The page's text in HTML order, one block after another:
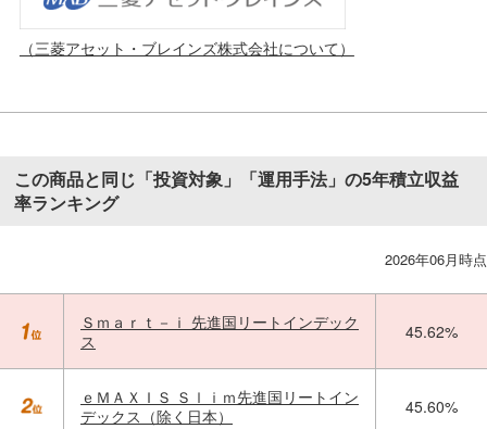
（三菱アセット・ブレインズ株式会社について）
この商品と同じ「投資対象」「運用手法」の5年積立収益
率ランキング
2026年06月時点
Ｓｍａｒｔ－ｉ 先進国リートインデック
ス
45.62%
ｅＭＡＸＩＳ Ｓｌｉｍ先進国リートイン
デックス（除く日本）
45.60%